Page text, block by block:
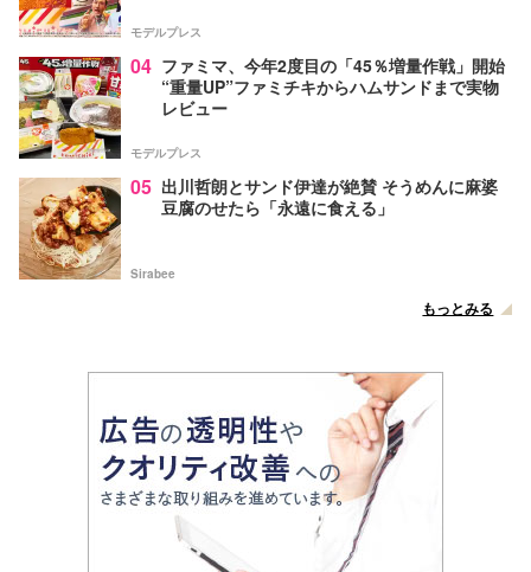
モデルプレス
04 ファミマ、今年2度目の「45％増量作戦」開始
“重量UP”ファミチキからハムサンドまで実物
レビュー
モデルプレス
05 出川哲朗とサンド伊達が絶賛 そうめんに麻婆
豆腐のせたら「永遠に食える」
Sirabee
もっとみる